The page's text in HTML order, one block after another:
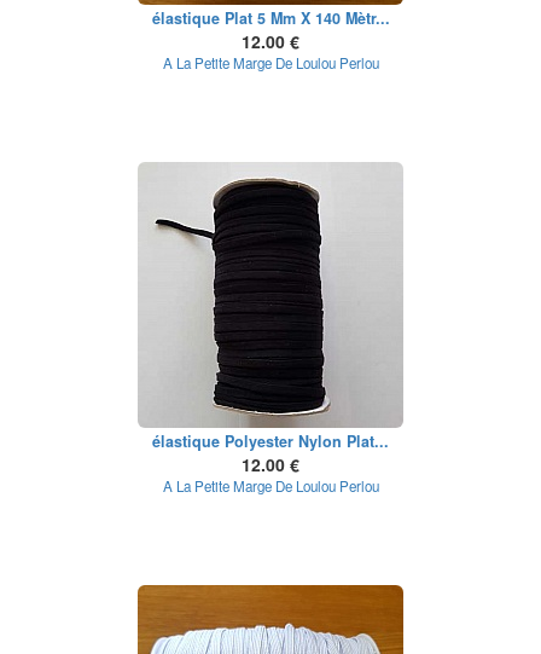
élastique Plat 5 Mm X 140 Mètr...
12.00 €
A La Petite Marge De Loulou Perlou
élastique Polyester Nylon Plat...
12.00 €
A La Petite Marge De Loulou Perlou